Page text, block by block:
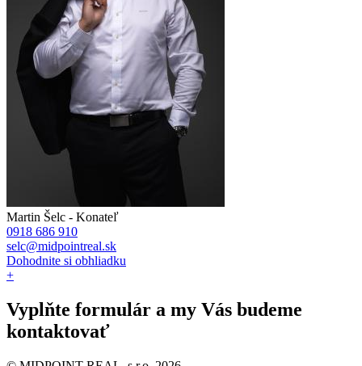
Martin Šelc - Konateľ
0918 686 910
selc@midpointreal.sk
Dohodnite si obhliadku
+
Vyplňte formulár a my Vás budeme
kontaktovať